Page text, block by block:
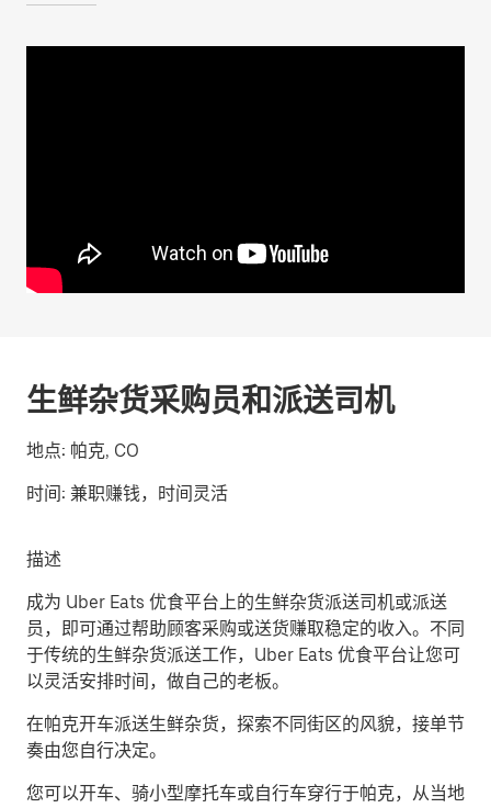
生鲜杂货采购员和派送司机
地点: 帕克, CO
时间: 兼职赚钱，时间灵活
描述
成为 Uber Eats 优食平台上的生鲜杂货派送司机或派送
员，即可通过帮助顾客采购或送货赚取稳定的收入。不同
于传统的生鲜杂货派送工作，Uber Eats 优食平台让您可
以灵活安排时间，做自己的老板。
在帕克开车派送生鲜杂货，探索不同街区的风貌，接单节
奏由您自行决定。
您可以开车、骑小型摩托车或自行车穿行于帕克，从当地